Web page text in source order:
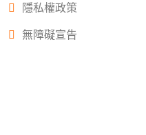
隱私權政策
無障礙宣告